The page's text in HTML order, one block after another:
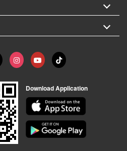
Download Application